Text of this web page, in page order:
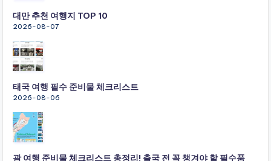
대만 추천 여행지 TOP 10
2026-08-07
태국 여행 필수 준비물 체크리스트
2026-08-06
괌 여행 준비물 체크리스트 총정리! 출국 전 꼭 챙겨야 할 필수품